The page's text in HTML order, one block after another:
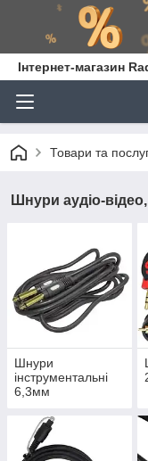
Інтернет-магазин
Товари та
Шнури аудіо-
Шнури
інструментальні
6,3мм